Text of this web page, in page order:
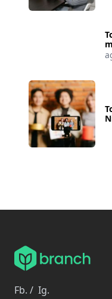
Fb. / Ig.